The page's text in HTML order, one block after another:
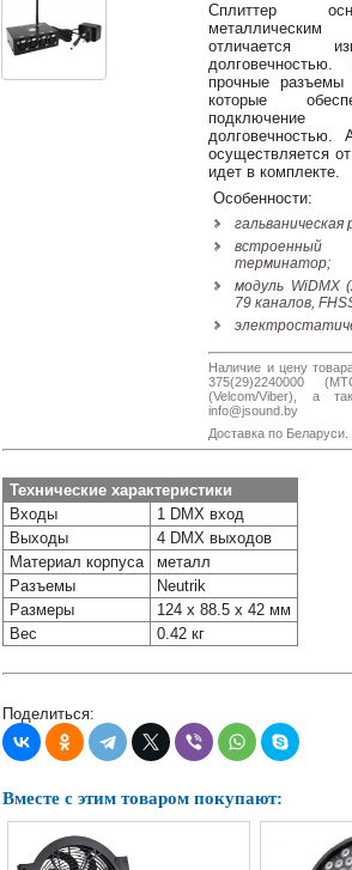
Сплиттер
металлическим
отличается
прочные
которые
долговечностью.
осуществляется
идет в комплекте.
Особенности:
гальваническая
терминатор;
модуль WiDMX
79 каналов,
Наличие и цену
375(29)2240000
(Velcom/Viber), а
info@jsound.by
Доставка по Беларуси.
Технические характеристики
Входы
1 DMX вход
Выходы
4 DMX выходов
Материал корпуса
металл
Разъемы
Neutrik
Размеры
124 х 88.5 х 42 мм
Вес
0.42 кг
Поделиться:
Вместе с этим товаром покупают: